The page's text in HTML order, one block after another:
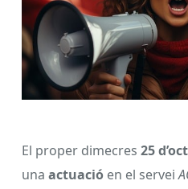
El proper dimecres 25
una actuació en el servei